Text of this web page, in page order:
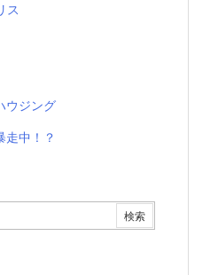
ス
ウジング
走中！？